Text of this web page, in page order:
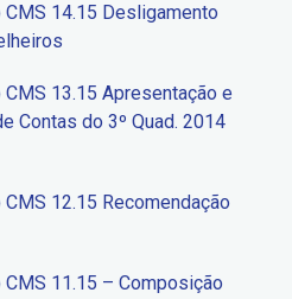
14.15 Desligamento
13.15 Apresentação e
Contas do 3º Quad. 2014
12.15 Recomendação
11.15 – Composição